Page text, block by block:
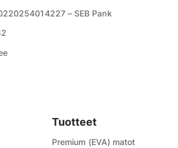
– SEB Pank
Tuotteet
Premium (EVA) matot